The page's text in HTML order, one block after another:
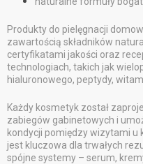
Produkty do pielęgnacji
zawartością składników
certyfikatami jakości oraz
technologiach, takich jak
hialuronowego, peptydy,
Każdy kosmetyk został
zabiegów gabinetowych i
kondycji pomiędzy wizytami u
jest kluczowa dla trwałych
spójne systemy – serum,